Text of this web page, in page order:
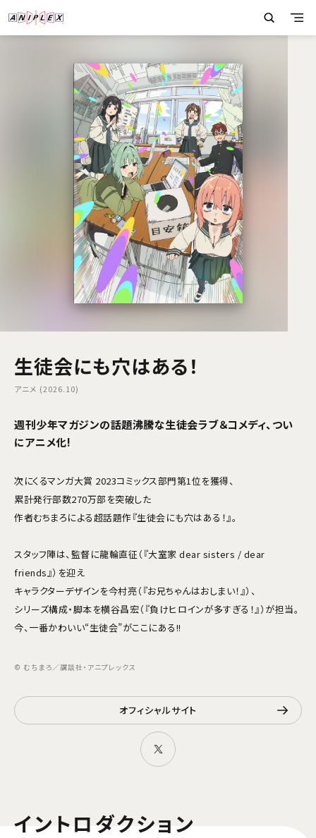
生徒会にも穴はある！
アニメ (2026.10)
週刊少年マガジンの話題沸騰な生徒会ラブ＆コメディ、つい
にアニメ化!
次にくるマンガ大賞 2023コミックス部門第1位を獲得、
累計発行部数270万部を突破した
作者むちまろによる超話題作『生徒会にも穴はある！』。
スタッフ陣は、監督に龍輪直征（『大室家 dear sisters / dear
friends』）を迎え
キャラクターデザインを今村亮（『お兄ちゃんはおしまい！』）、
シリーズ構成・脚本を横谷昌宏（『負けヒロインが多すぎる！』）が担当。
今、一番かわいい“生徒会”がここにある!!
© むちまろ／講談社・アニプレックス
オフィシャルサイト
イントロダクション